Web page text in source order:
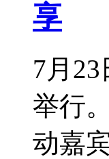
享
7月
举行
动嘉